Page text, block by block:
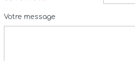
Votre message